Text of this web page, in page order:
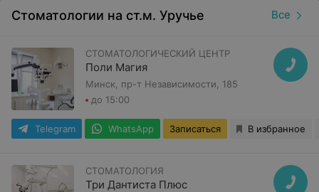
Стоматологии на ст.м. Уручье Все
СТОМАТОЛОГИЧЕСКИЙ ЦЕНТР
Поли Магия
Минск, пр-т Независимости, 185
до 15:00
Telegram WhatsApp Записаться В избранное
СТОМАТОЛОГИЯ
Три Дантиста Плюс